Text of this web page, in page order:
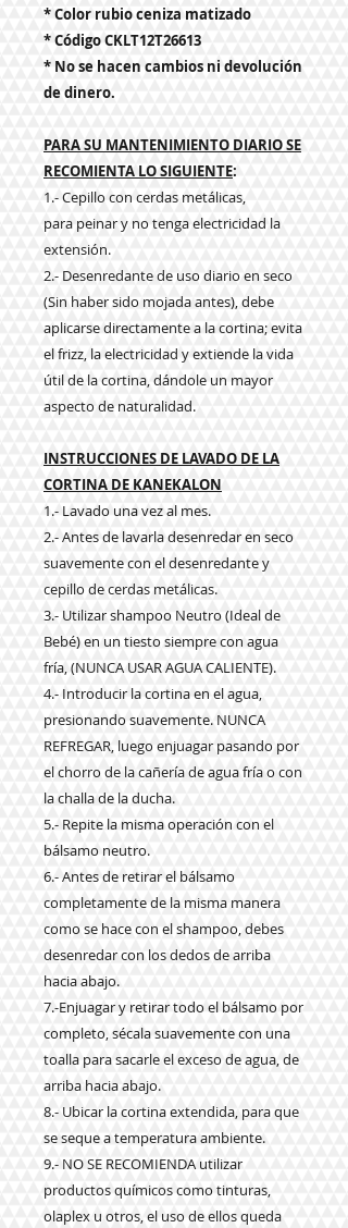
* Color rubio ceniza matizado
* Código CKLT12T26613
* No se hacen cambios ni devolución
de dinero.
PARA SU MANTENIMIENTO DIARIO SE
RECOMIENTA LO SIGUIENTE:
1.- Cepillo con cerdas metálicas,
para peinar y no tenga electricidad la
extensión.
2.- Desenredante de uso diario en seco
(Sin haber sido mojada antes), debe
aplicarse directamente a la cortina; evita
el frizz, la electricidad y extiende la vida
útil de la cortina, dándole un mayor
aspecto de naturalidad.
INSTRUCCIONES DE LAVADO DE LA
CORTINA DE KANEKALON
1.- Lavado una vez al mes.
2.- Antes de lavarla desenredar en seco
suavemente con el desenredante y
cepillo de cerdas metálicas.
3.- Utilizar shampoo Neutro (Ideal de
Bebé) en un tiesto siempre con agua
fría, (NUNCA USAR AGUA CALIENTE).
4.- Introducir la cortina en el agua,
presionando suavemente. NUNCA
REFREGAR, luego enjuagar pasando por
el chorro de la cañería de agua fría o con
la challa de la ducha.
5.- Repite la misma operación con el
bálsamo neutro.
6.- Antes de retirar el bálsamo
completamente de la misma manera
como se hace con el shampoo, debes
desenredar con los dedos de arriba
hacia abajo.
7.-Enjuagar y retirar todo el bálsamo por
completo, sécala suavemente con una
toalla para sacarle el exceso de agua, de
arriba hacia abajo.
8.- Ubicar la cortina extendida, para que
se seque a temperatura ambiente.
9.- NO SE RECOMIENDA utilizar
productos químicos como tinturas,
olaplex u otros, el uso de ellos queda